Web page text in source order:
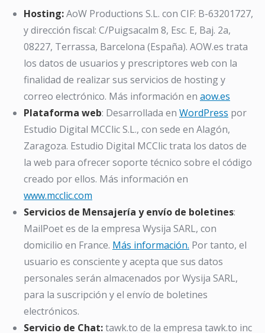
Hosting:AoW Productions S.L. con CIF: B-63201727,
y dirección fiscal: C/Puigsacalm 8, Esc. E, Baj. 2a,
08227, Terrassa, Barcelona (España). AOW.es trata
los datos de usuarios y prescriptores web con la
finalidad de realizar sus servicios de hosting y
correo electrónico. Más información en aow.es
Plataforma web: Desarrollada en WordPress por
Estudio Digital MCClic S.L., con sede en Alagón,
Zaragoza. Estudio Digital MCClic trata los datos de
la web para ofrecer soporte técnico sobre el código
creado por ellos. Más información en
www.mcclic.com
Servicios de Mensajería y envío de boletines:
MailPoet es de la empresa Wysija SARL, con
domicilio en France. Más información. Por tanto, el
usuario es consciente y acepta que sus datos
personales serán almacenados por Wysija SARL,
para la suscripción y el envío de boletines
electrónicos.
Servicio de Chat:tawk.to de la empresa tawk.to inc